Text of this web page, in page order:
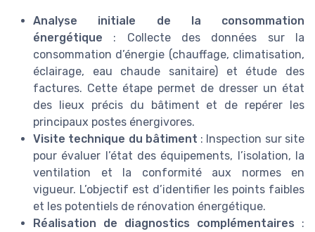
Analyse initiale de la consommation
énergétique : Collecte des données sur la
consommation d’énergie (chauffage, climatisation,
éclairage, eau chaude sanitaire) et étude des
factures. Cette étape permet de dresser un état
des lieux précis du bâtiment et de repérer les
principaux postes énergivores.
Visite technique du bâtiment : Inspection sur site
pour évaluer l’état des équipements, l’isolation, la
ventilation et la conformité aux normes en
vigueur. L’objectif est d’identifier les points faibles
et les potentiels de rénovation énergétique.
Réalisation de diagnostics complémentaires :